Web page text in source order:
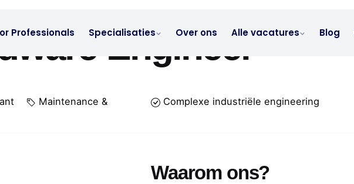
Professionals Specialisaties Over ons Alle vacatures Blog
Engineer
Maintenance &
Complexe industriële engineering
Waarom ons?